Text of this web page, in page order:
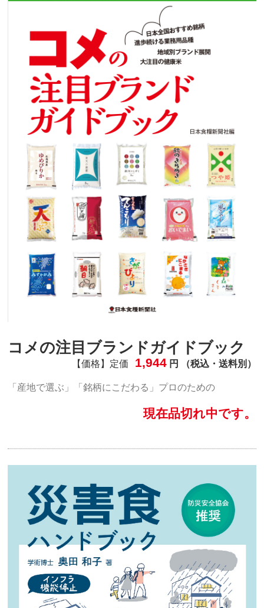
コメの注目ブランドガイドブック
【価格】定価 1,944円 （税込・送料別）
「産地で選ぶ」「銘柄にこだわる」プロのための
現在品切れ中です。